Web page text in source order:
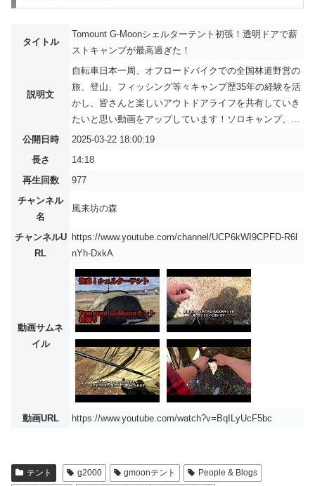
タイトル
Tomount G-Moonシェルターテント初張！透明ドアで薪
ストキャンプが最高過ぎた！
説明文
自転車日本一周、オフロードバイクでの全国林道野営の
旅、登山、フィッシング等々キャンプ歴35年の経験を活
かし、皆さんと楽しいアウトドアライフを共有していき
たいと思い動画をアップしています！ソロキャンプ、...
公開日時
2025-03-22 18:00:19
長さ
14:18
再生回数
977
チャンネル
名
風来坊の森
チャンネルU
RL
https://www.youtube.com/channel/UCP6kWI9CPFD-R6l
nYh-DxkA
動画サムネ
イル
動画URL https://www.youtube.com/watch?v=BqILyUcF5bc
テント g2000 gmoonテント
People & Blogs